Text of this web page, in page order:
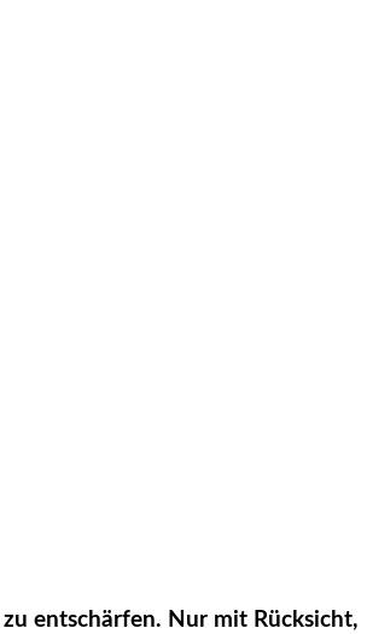
entschärfen. Nur mit Rücksicht,